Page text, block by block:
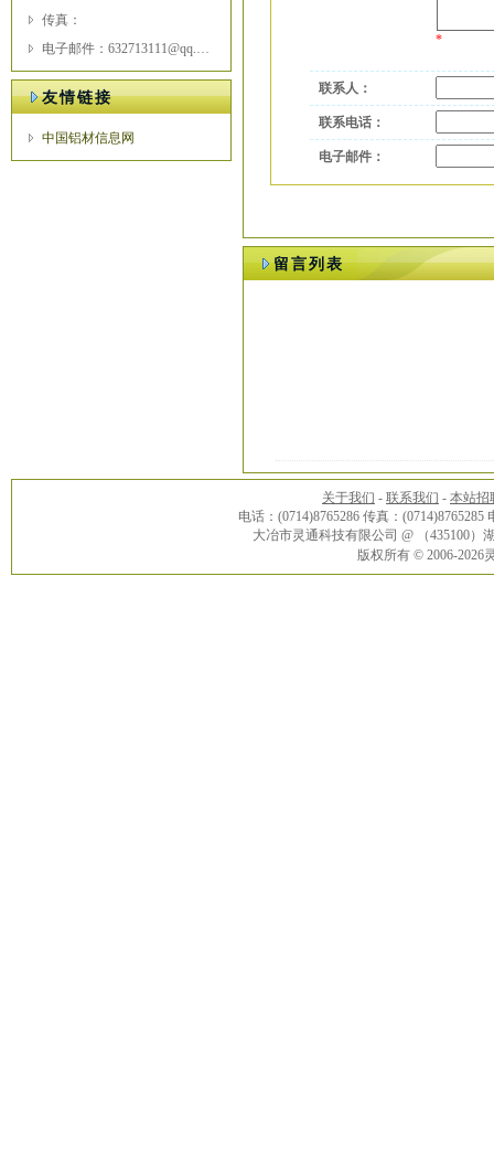
传真：
电子邮件：632713111@qq.com
友情链接
中国铝材信息网
*
联系人：
联系电话：
电子邮件：
留言列表
关于我们 - 联系我们 - 本站招
电话：(0714)8765286 传真：(0714)8765285
大冶市灵通科技有限公司 @ （435100
版权所有 © 2006-2026